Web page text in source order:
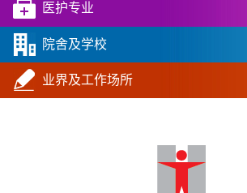
医护专业
院舍及学校
业界及工作场所